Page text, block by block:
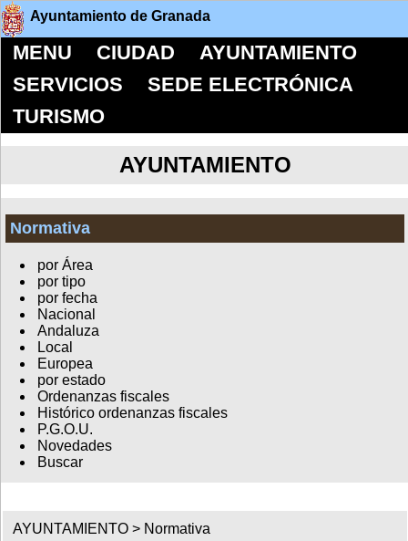
Ayuntamiento de Granada
MENU CIUDAD
AYUNTAMIENTO
SERVICIOS
SEDE ELECTRÓNICA
TURISMO
AYUNTAMIENTO
Normativa
por Área
por tipo
por fecha
Nacional
Andaluza
Local
Europea
por estado
Ordenanzas fiscales
Histórico ordenanzas fiscales
P.G.O.U.
Novedades
Buscar
AYUNTAMIENTO > Normativa